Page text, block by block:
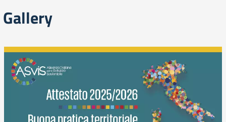
Gallery